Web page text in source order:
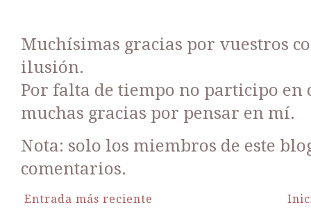
Muchísimas gracias por vuestros
ilusión.
Por falta de tiempo no participo en
muchas gracias por pensar en mí.
Nota: solo los miembros de este
comentarios.
Entrada más reciente